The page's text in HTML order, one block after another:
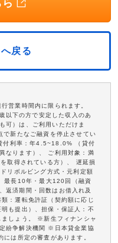
戻る
営業時間内に限られます。
以下の方で安定した収入のあ
可）は、ご利用いただけま
新たなご融資を停止させてい
付利率：年4.5~18.0% （貸付
なります）、 ご利用対象：満
取得されている方）、 遅延損
リボルビング方式・元利定額
最長10年・最大120回（融資
返済期間・回数はお借入れ及
：運転免許証（契約額に応じ
も提出）、担保・保証人：不
しょう。 ※新生フィナンシャ
紛争解決機関 ※日本貸金業協
は所定の審査があります。